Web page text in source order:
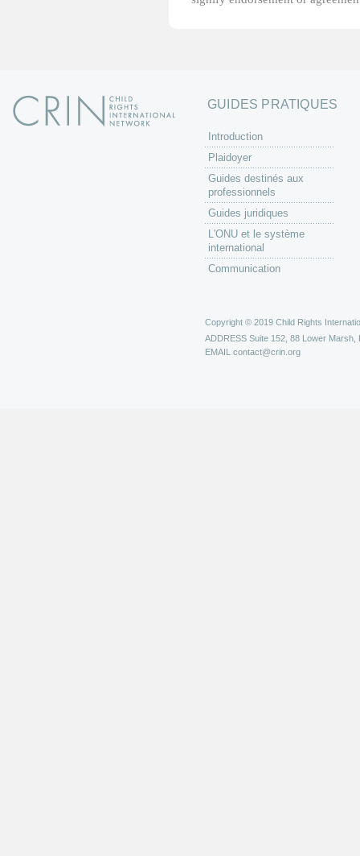
GUIDES PRATIQUES
Introduction
Plaidoyer
Guides destinés aux
professionnels
Guides juridiques
L'ONU et le système
international
Communication
Copyright © 2019 Child Rights
ADDRESS Suite 152, 88 Lower Marsh,
EMAIL contact@crin.org